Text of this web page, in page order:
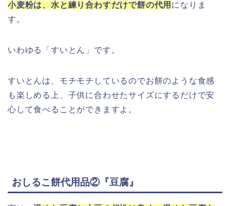
小麦粉は、水と練り合わすだけで餅の代用 になりま
す。
いわゆる「すいとん」です。
すいとんは、モチモチしているのでお餅のような食感
も楽しめる上、子供に合わせたサイズにするだけで安
心して食べることができますよ。
おしるこ餅代用品②『豆腐』